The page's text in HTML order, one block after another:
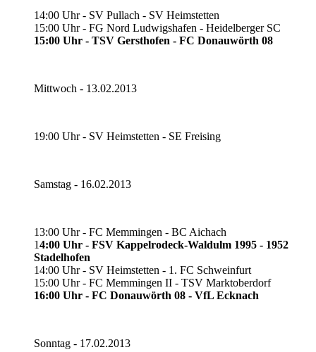
14:00 Uhr - SV Pullach - SV Heimstetten
15:00 Uhr - FG Nord Ludwigshafen - Heidelberger SC
15:00 Uhr - TSV Gersthofen - FC Donauwörth 08
Mittwoch - 13.02.2013
19:00 Uhr - SV Heimstetten - SE Freising
Samstag - 16.02.2013
13:00 Uhr - FC Memmingen - BC Aichach
14:00 Uhr - FSV Kappelrodeck-Waldulm 1995 - 1952
Stadelhofen
14:00 Uhr - SV Heimstetten - 1. FC Schweinfurt
15:00 Uhr - FC Memmingen II - TSV Marktoberdorf
16:00 Uhr - FC Donauwörth 08 - VfL Ecknach
Sonntag - 17.02.2013